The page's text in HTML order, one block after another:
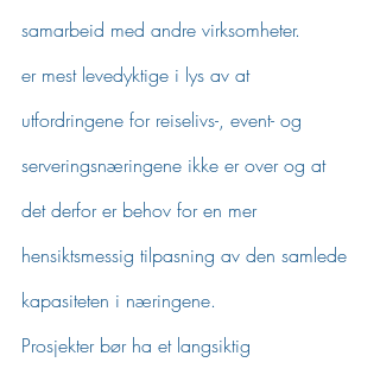
samarbeid med andre virksomheter.
er mest levedyktige i lys av at
utfordringene for reiselivs-, event- og
serveringsnæringene ikke er over og at
det derfor er behov for en mer
hensiktsmessig tilpasning av den samlede
kapasiteten i næringene.
Prosjekter bør ha et langsiktig